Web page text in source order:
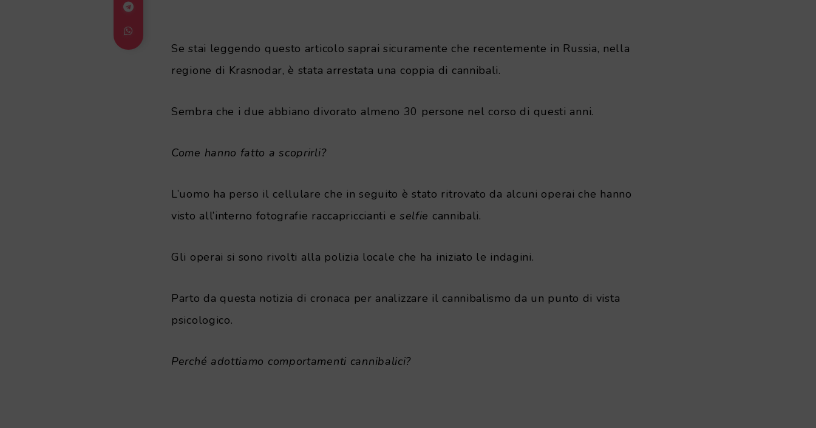
Se stai leggendo questo articolo saprai sicuramente che recentemente in Russia, nella
regione di Krasnodar, è stata arrestata una coppia di cannibali.
Sembra che i due abbiano divorato almeno 30 persone nel corso di questi anni.
Come hanno fatto a scoprirli?
L’uomo ha perso il cellulare che in seguito è stato ritrovato da alcuni operai che hanno
visto all’interno fotografie raccapriccianti e selfie cannibali.
Gli operai si sono rivolti alla polizia locale che ha iniziato le indagini.
Parto da questa notizia di cronaca per analizzare il cannibalismo da un punto di vista
psicologico.
Perché adottiamo comportamenti cannibalici?